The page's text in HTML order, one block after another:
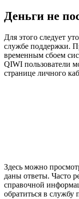
Деньги не
Для этого следует
службе поддержки.
временным сбоем
QIWI пользователи
странице личного
Здесь можно
даны ответы. Часто
справочной
обратиться в службу